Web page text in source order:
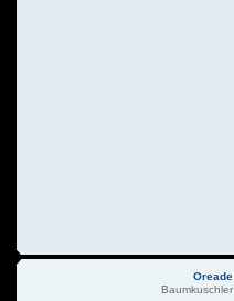
Oreade
Baumkuschler